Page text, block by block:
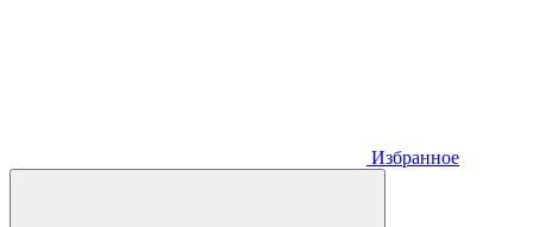
Избранное